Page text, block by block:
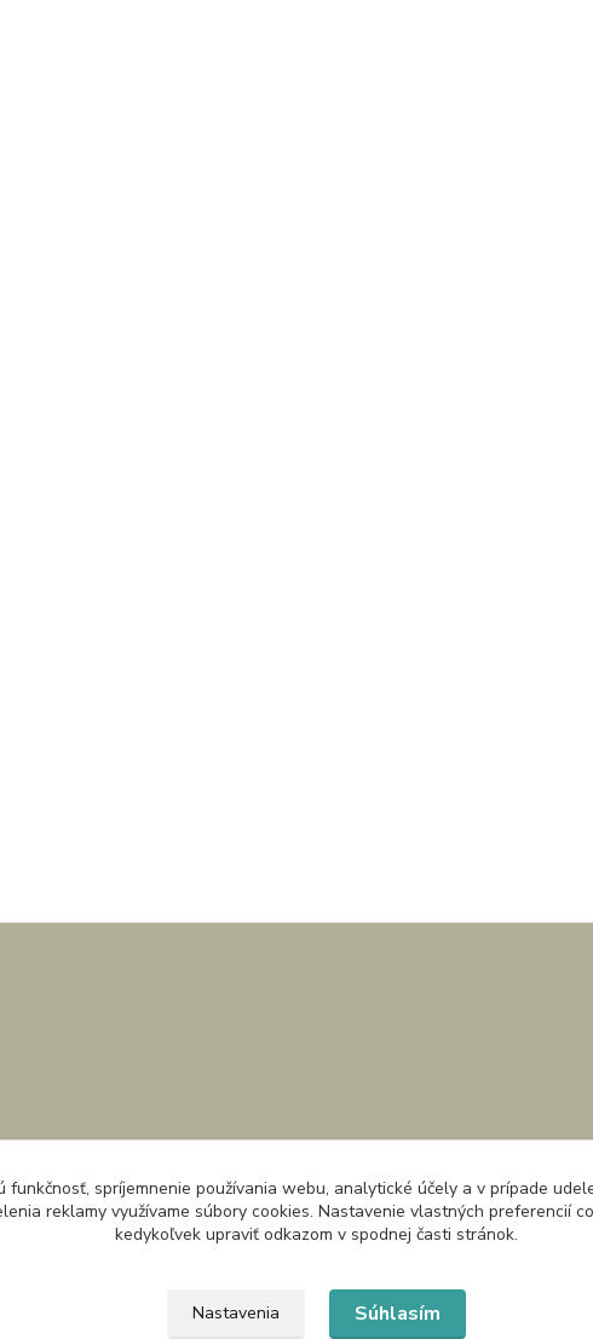
funkčnosť, spríjemnenie používania webu, analytické účely a v prípade
reklamy využívame súbory cookies. Nastavenie vlastných preferencií
kedykoľvek upraviť odkazom v spodnej časti stránok.
Nastavenia Súhlasím